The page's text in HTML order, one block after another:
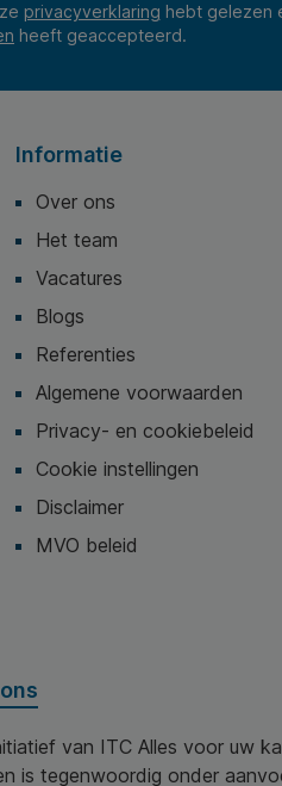
privacyverklaring hebt gelezen
heeft geaccepteerd.
Informatie
Over ons
Het team
Vacatures
Blogs
Referenties
Algemene voorwaarden
Privacy- en cookiebeleid
Cookie instellingen
Disclaimer
MVO beleid
van ITC Alles voor uw
is tegenwoordig onder